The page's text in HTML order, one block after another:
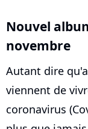
Nouvel
novembre
Autant dire
viennent de
coronavirus